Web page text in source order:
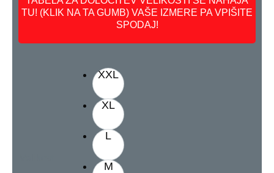
TU! (KLIK NA TA GUMB) VAŠE IZMERE PA VPIŠITE
SPODAJ!
XXL
XL
L
M